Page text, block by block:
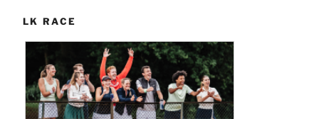
LK RACE